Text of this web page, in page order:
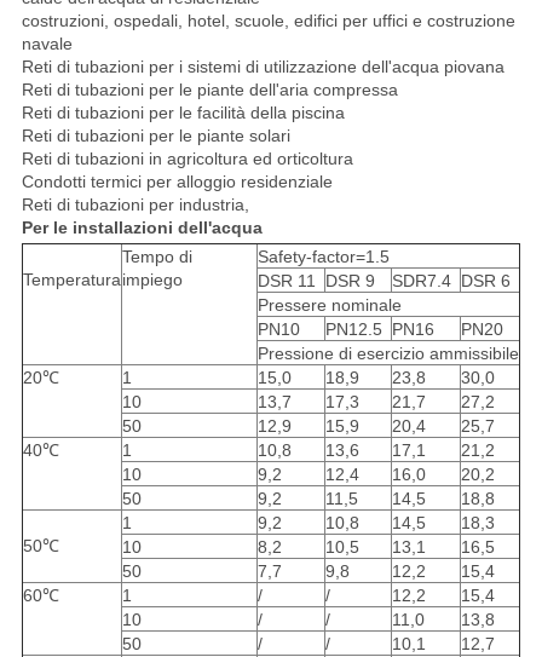
costruzioni, ospedali, hotel, scuole, edifici per uffici e costruzione
navale
Reti di tubazioni per i sistemi di utilizzazione dell'acqua piovana
Reti di tubazioni per le piante dell'aria compressa
Reti di tubazioni per le facilità della piscina
Reti di tubazioni per le piante solari
Reti di tubazioni in agricoltura ed orticoltura
Condotti termici per alloggio residenziale
Reti di tubazioni per industria,
Per le installazioni dell'acqua
Temperatura
Tempo di
impiego
Safety-factor=1.5
DSR 11
DSR 9 SDR7.4 DSR 6
Pressere nominale
PN10
PN12.5 PN16
PN20
Pressione di esercizio ammissibile
20℃
1 15,0 18,9 23,8
30,0
10
13,7 17,3 21,7
27,2
50
12,9 15,9 20,4
25,7
40℃
1 10,8 13,6 17,1
21,2
10
9,2 12,4 16,0
20,2
50
9,2 11,5 14,5 18,8
50℃
1 9,2 10,8 14,5
18,3
10
8,2 10,5 13,1
16,5
50
7,7 9,8 12,2
15,4
60℃
1 / / 12,2
15,4
10
/ / 11,0
13,8
50
/ / 10,1
12,7